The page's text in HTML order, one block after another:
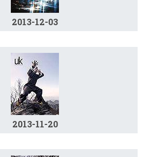
2013-12-03
2013-11-20